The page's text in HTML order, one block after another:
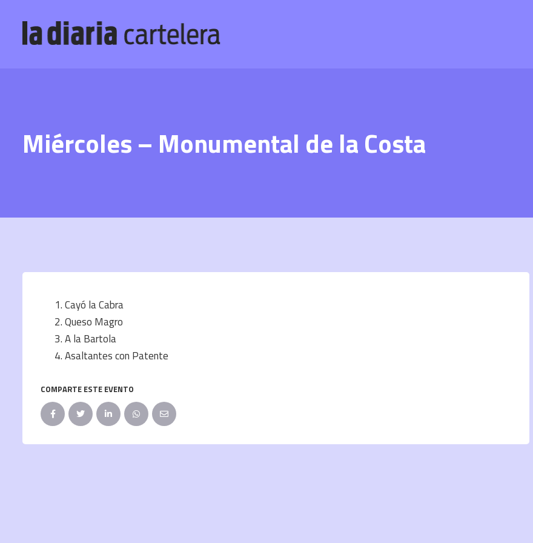
Miércoles – Monumental de la Costa
Cayó la Cabra
Queso Magro
A la Bartola
Asaltantes con Patente
COMPARTE ESTE EVENTO